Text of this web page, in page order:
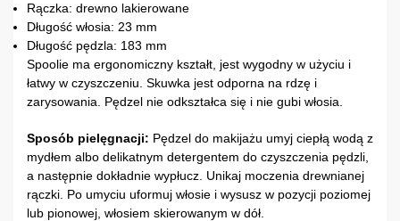
Rączka: drewno lakierowane
Długość włosia: 23 mm
Długość pędzla: 183 mm
Spoolie ma ergonomiczny kształt, jest wygodny w użyciu i
łatwy w czyszczeniu. Skuwka jest odporna na rdzę i
zarysowania. Pędzel nie odkształca się i nie gubi włosia.
Sposób pielęgnacji: Pędzel do makijażu umyj ciepłą wodą z
mydłem albo delikatnym detergentem do czyszczenia pędzli,
a następnie dokładnie wypłucz. Unikaj moczenia drewnianej
rączki. Po umyciu uformuj włosie i wysusz w pozycji poziomej
lub pionowej, włosiem skierowanym w dół.